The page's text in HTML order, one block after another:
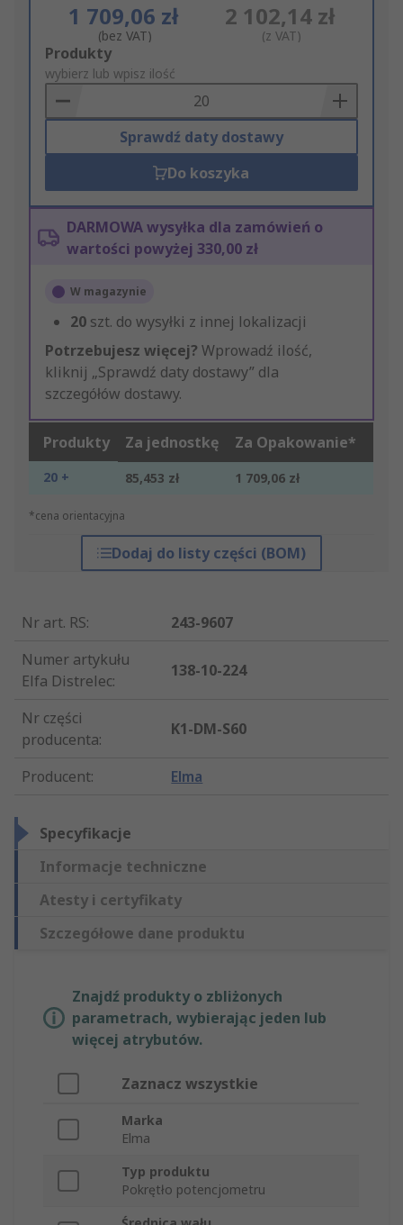
1 709,06 zł
(bez VAT)
2 102,14 zł
(z VAT)
Add
to
Basket
Produkty
wybierz lub wpisz ilość
Sprawdź daty dostawy
Do koszyka
DARMOWA wysyłka dla zamówień o
wartości powyżej 330,00 zł
W magazynie
20 szt. do wysyłki z innej lokalizacji
Potrzebujesz więcej? Wprowadź ilość,
kliknij „Sprawdź daty dostawy” dla
szczegółów dostawy.
Produkty Za jednostkę Za Opakowanie*
20 + 85,453 zł 1 709,06 zł
*cena orientacyjna
Dodaj do listy części (BOM)
Nr art. RS:
243-9607
Numer artykułu
Elfa Distrelec:
138-10-224
Nr części
producenta:
K1-DM-S60
Producent: Elma
Specyfikacje
Informacje techniczne
Atesty i certyfikaty
Szczegółowe dane produktu
Znajdź produkty o zbliżonych
parametrach, wybierając jeden lub
więcej atrybutów.
Zaznacz wszystkie
Marka
Elma
Typ produktu
Pokrętło potencjometru